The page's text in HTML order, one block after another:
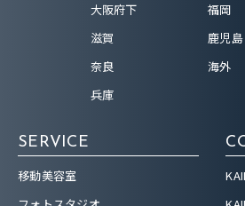
大阪府下
滋賀
奈良
兵庫
福岡
鹿児島
海外
SERVICE
移動美容室